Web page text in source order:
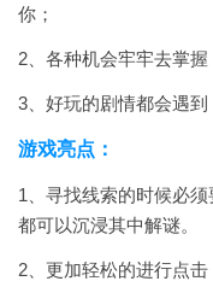
你；
2、各种机会牢牢去掌
3、好玩的剧情都会遇到
游戏亮点：
1、寻找线索的时候必
都可以沉浸其中解谜。
2、更加轻松的进行点